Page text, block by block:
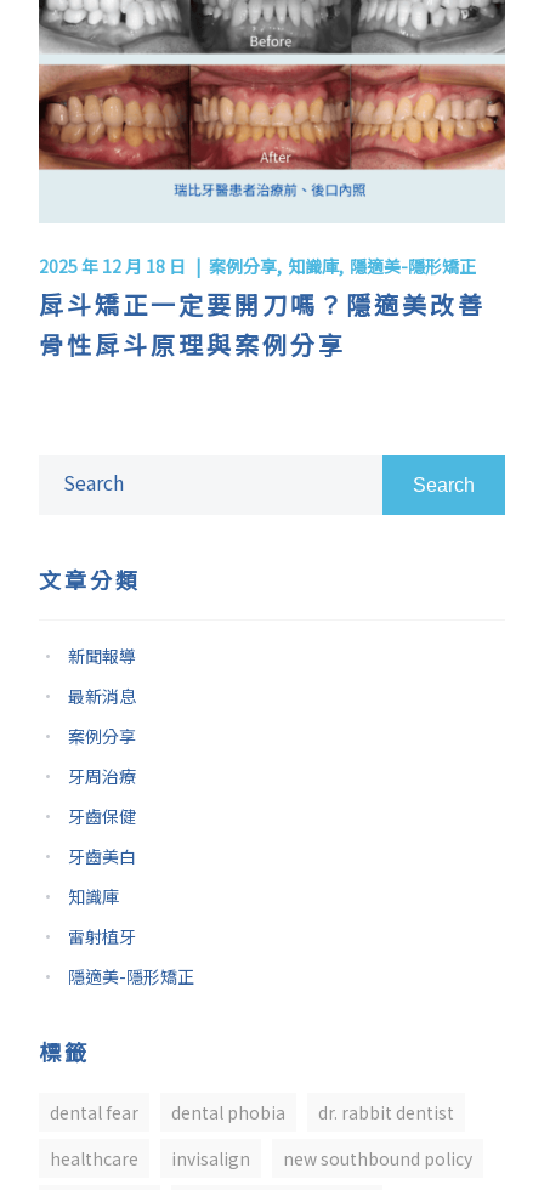
2025 年 12 月 18 日 案例分享 知識庫 隱適美-隱形矯正
戽斗矯正一定要開刀嗎？隱適美改善
骨性戽斗原理與案例分享
Search
文章分類
新聞報導
最新消息
案例分享
牙周治療
牙齒保健
牙齒美白
知識庫
雷射植牙
隱適美-隱形矯正
標籤
dental fear dental phobia
dr. rabbit dentist
healthcare
invisalign
new southbound policy